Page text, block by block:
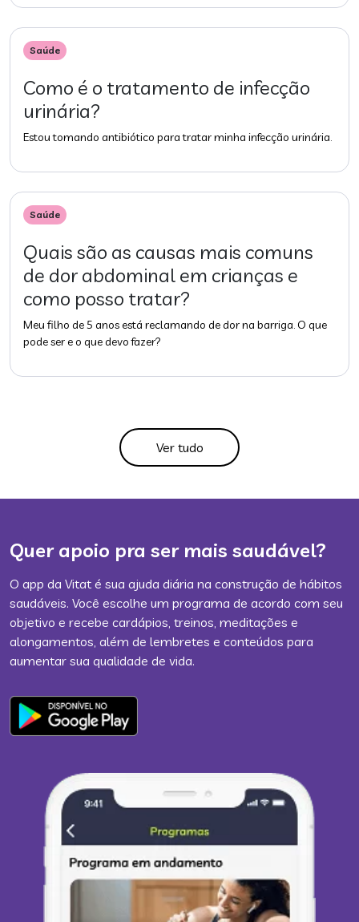
Saúde
Como é o tratamento de infecção
urinária?
Estou tomando antibiótico para tratar minha infecção urinária.
Saúde
Quais são as causas mais comuns
de dor abdominal em crianças e
como posso tratar?
Meu filho de 5 anos está reclamando de dor na barriga. O que
pode ser e o que devo fazer?
Ver tudo
Quer apoio pra ser mais saudável?
O app da Vitat é sua ajuda diária na construção de hábitos
saudáveis. Você escolhe um programa de acordo com seu
objetivo e recebe cardápios, treinos, meditações e
alongamentos, além de lembretes e conteúdos para
aumentar sua qualidade de vida.